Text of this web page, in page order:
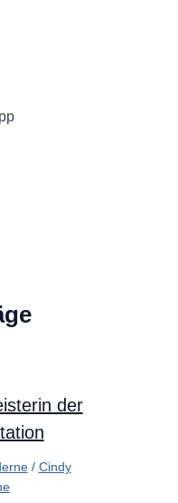
der
/ Cindy